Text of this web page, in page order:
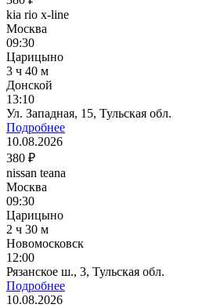
kia rio x-line
Москва
09:30
Царицыно
3 ч 40 м
Донской
13:10
Ул. Западная, 15, Тульская обл.
Подробнее
10.08.2026
380 ₽
nissan teana
Москва
09:30
Царицыно
2 ч 30 м
Новомосковск
12:00
Рязанское ш., 3, Тульская обл.
Подробнее
10.08.2026